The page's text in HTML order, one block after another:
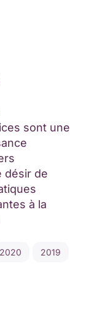
sont une
désir de
à la
2020
2019